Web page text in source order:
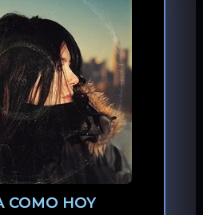
COMO HOY